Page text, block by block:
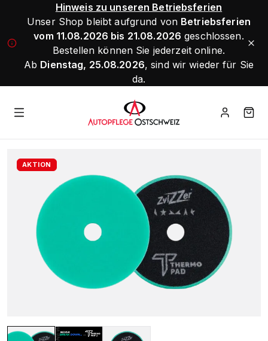
Hinweis zu unseren Betriebsferien
Unser Shop bleibt aufgrund von Betriebsferien
vom 11.08.2026 bis 21.08.2026 geschlossen.
Bestellen können Sie jederzeit online.
Ab Dienstag, 25.08.2026, sind wir wieder für Sie
da.
AKTION